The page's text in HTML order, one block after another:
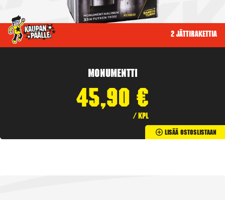
2 jättirakettia
Monumentti
45,90 €
/ kpl
Lisää Ostoslistaan